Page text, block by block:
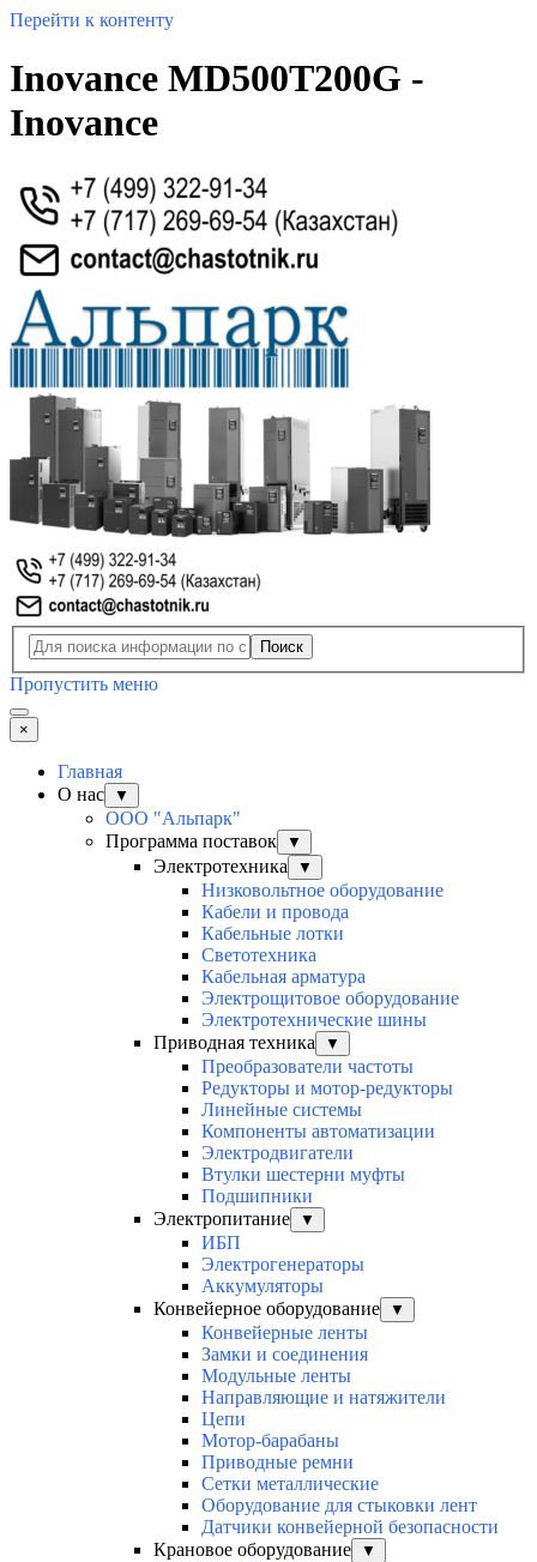
Перейти к контенту
Inovance MD500T200G -
Inovance
Поиск
Пропустить меню
×
Главная
О нас
▼
ООО "Альпарк"
Программа поставок
▼
Электротехника ▼
Низковольтное оборудование
Кабели и провода
Кабельные лотки
Светотехника
Кабельная арматура
Электрощитовое оборудование
Электротехнические шины
Приводная техника
▼
Преобразователи частоты
Редукторы и мотор-редукторы
Линейные системы
Компоненты автоматизации
Электродвигатели
Втулки шестерни муфты
Подшипники
Электропитание
▼
ИБП
Электрогенераторы
Аккумуляторы
Конвейерное оборудование
▼
Конвейерные ленты
Замки и соединения
Модульные ленты
Направляющие и натяжители
Цепи
Мотор-барабаны
Приводные ремни
Сетки металлические
Оборудование для стыковки лент
Датчики конвейерной безопасности
Крановое оборудование
▼